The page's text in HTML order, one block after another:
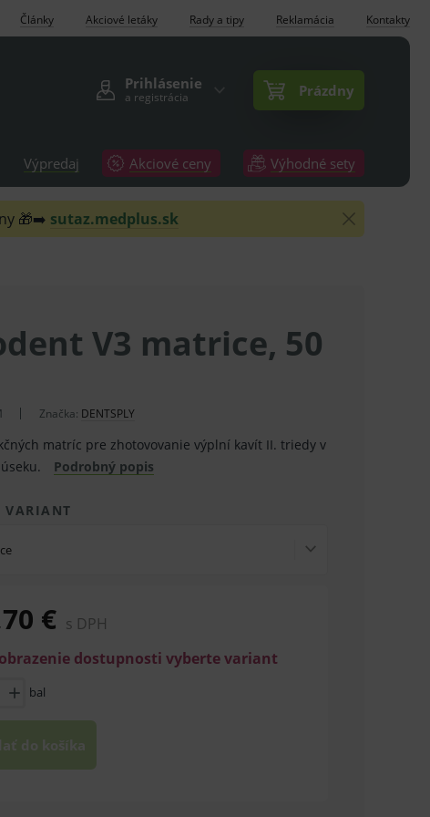
Články Akciové letáky Rady a tipy Reklamácia Kontakty
Prihlásenie
a registrácia Prázdny
Výpredaj Akciové ceny Výhodné sety
🎁➡️ sutaz.medplus.sk
V3 matrice, 50
Značka: DENTSPLY
matríc pre zhotovovanie výplní kavít II. triedy v
Podrobný popis
VARIANT
€ s DPH
dostupnosti vyberte variant
bal
do košíka